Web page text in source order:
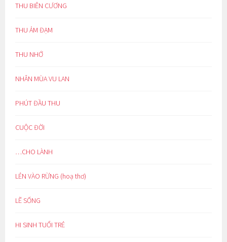
THU BIÊN CƯƠNG
THU ẢM ĐẠM
THU NHỚ
NHÂN MÙA VU LAN
PHÚT ĐẦU THU
CUỘC ĐỜI
…CHO LÀNH
LẺN VÀO RỪNG (hoạ thơ)
LẼ SỐNG
HI SINH TUỔI TRẺ